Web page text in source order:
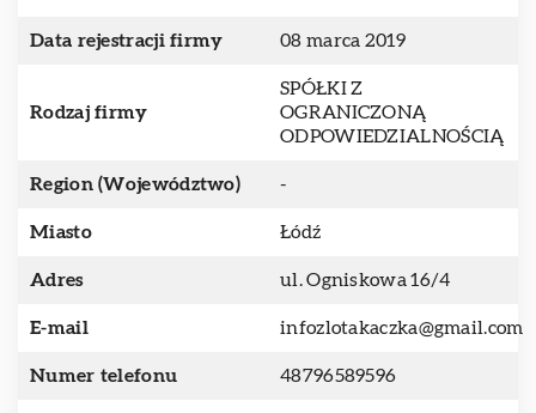
Data rejestracji firmy 08 marca 2019
Rodzaj firmy
SPÓŁKI Z
OGRANICZONĄ
ODPOWIEDZIALNOŚCIĄ
Region (Województwo) -
Miasto Łódź
Adres ul. Ogniskowa 16/4
E-mail infozlotakaczka@gmail.com
Numer telefonu 48796589596